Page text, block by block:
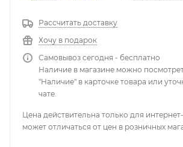
Рассчитать доставку
Хочу в подарок
Самовывоз сегодня - бесплатно
Наличие в магазине можно
"Наличие" в карточке товара или
чате.
Цена действительна только для
может отличаться от цен в розничных